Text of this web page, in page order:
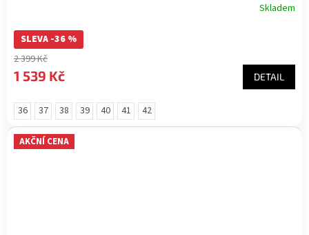
Skladem
SLEVA -36 %
2 399 Kč
1 539 Kč DETAIL
36 37 38 39 40 41 42
AKČNÍ CENA